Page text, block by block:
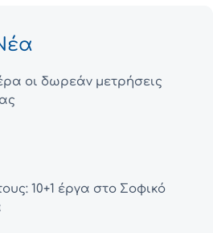
οι δωρεάν μετρήσεις
10+1 έργα στο Σοφικό